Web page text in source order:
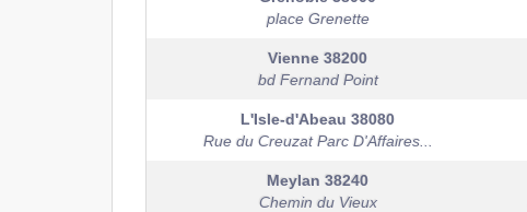
place Grenette
Vienne 38200
bd Fernand Point
L'Isle-d'Abeau 38080
Rue du Creuzat Parc D'Affaires...
Meylan 38240
Chemin du Vieux